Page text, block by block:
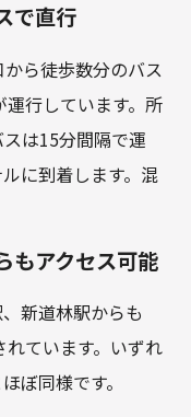
で直行
ら徒歩数分のバス
行しています。所
は15分間隔で運
に到着します。混
もアクセス可能
新道林駅からも
ています。いずれ
ぼ同様です。